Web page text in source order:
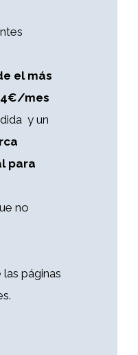
el más
mes
y un
para
no
páginas